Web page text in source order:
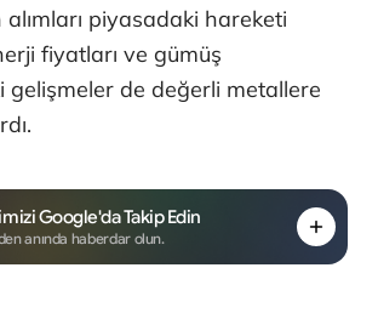
alımları piyasadaki hareketi
fiyatları ve gümüş
gelişmeler de değerli metallere
Google'da Takip Edin
anında haberdar olun.